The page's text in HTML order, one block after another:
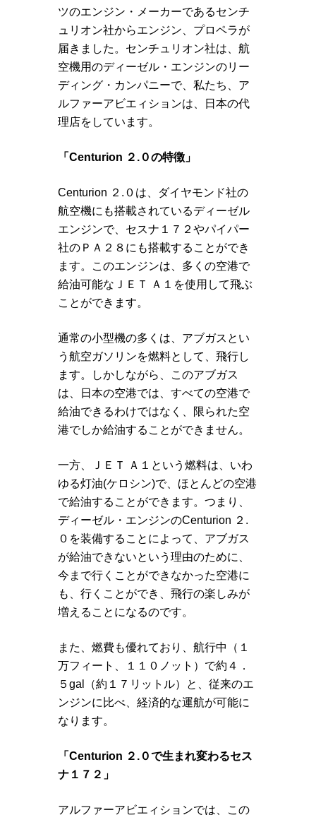
ツのエンジン・メーカーであるセンチ
ュリオン社からエンジン、プロペラが
届きました。センチュリオン社は、航
空機用のディーゼル・エンジンのリー
ディング・カンパニーで、私たち、ア
ルファーアビエィションは、日本の代
理店をしています。
「Centurion ２.０の特徴」
Centurion ２.０は、ダイヤモンド社の
航空機にも搭載されているディーゼル
エンジンで、セスナ１７２やパイパー
社のＰＡ２８にも搭載することができ
ます。このエンジンは、多くの空港で
給油可能なＪＥＴ Ａ１を使用して飛ぶ
ことができます。
通常の小型機の多くは、アブガスとい
う航空ガソリンを燃料として、飛行し
ます。しかしながら、このアブガス
は、日本の空港では、すべての空港で
給油できるわけではなく、限られた空
港でしか給油することができません。
一方、ＪＥＴ Ａ１という燃料は、いわ
ゆる灯油(ケロシン)で、ほとんどの空港
で給油することができます。つまり、
ディーゼル・エンジンのCenturion ２.
０を装備することによって、アブガス
が給油できないという理由のために、
今まで行くことができなかった空港に
も、行くことができ、飛行の楽しみが
増えることになるのです。
また、燃費も優れており、航行中（１
万フィート、１１０ノット）で約４．
５gal（約１７リットル）と、従来のエ
ンジンに比べ、経済的な運航が可能に
なります。
「Centurion ２.０で生まれ変わるセス
ナ１７２」
アルファーアビエィションでは、この